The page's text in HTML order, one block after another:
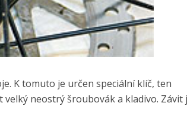
K tomuto je určen speciální klíč, ten
neostrý šroubovák a kladivo. Závit